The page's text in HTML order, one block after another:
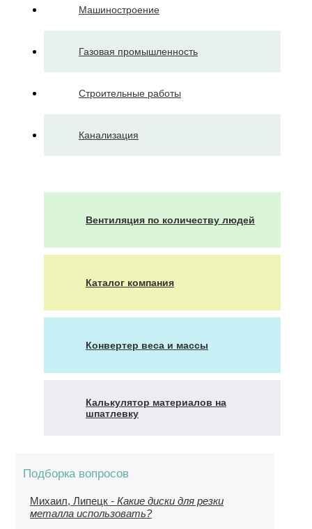
Машиностроение
Газовая промышленность
Строительные работы
Канализация
Подборка вопросов
Михаил, Липецк - Какие диски для резки
металла использовать?
Вентиляция по количеству людей
Каталог компания
Конвертер веса и массы
Калькулятор материалов на
шпатлевку